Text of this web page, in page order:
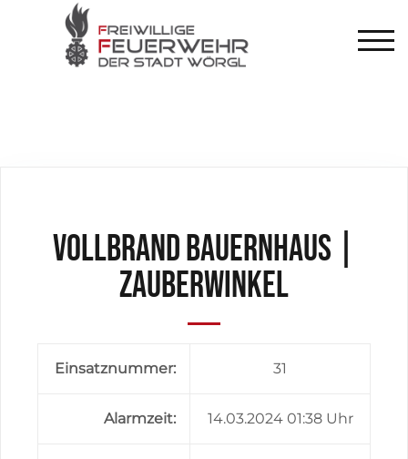
Vollbrand Bauernhaus |
Zauberwinkel
Einsatznummer: 31
Alarmzeit: 14.03.2024 01:38 Uhr